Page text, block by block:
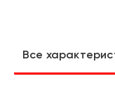
Все